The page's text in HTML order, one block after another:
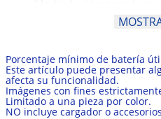
cámara en mano
Detección de
Batería para todo el día
reproducción de video
A16 Bionic, el chip de
expresión. Red 5G
Ceramic Shield y
Porcentaje mínimo de batería
Este artículo puede presentar
afecta su funcionalidad.
Imágenes con fines
Limitado a una pieza por color.
NO incluye cargador o